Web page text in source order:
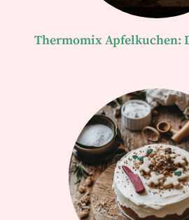
Thermomix Apfelkuchen: